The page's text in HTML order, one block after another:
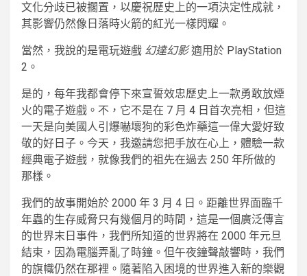
文化分歧已被擱置，以慶祝歷史上的一項決定性成就，
其影響仍然像日落時火箭的紅光一樣閃耀。
當然，我說的是電玩遊戲 幻達幻影適用於 PlayStation
2。
是的，每年我都會停下來宣誓效忠歷史上一款勇敢放煙
火的電子遊戲。不，它不是在 7 月 4 日首次亮相，但這
一天是向美國人引爆嚇壞狗的彩色炸藥這一偉大愛好致
敬的好日子。今天，我邀請您把手放在心上，體驗一款
經典電子遊戲，就像我們的祖先在過去 250 年所做的
那樣。
我們的故事開始於 2000 年 3 月 4 日。距離世界面臨千
年蟲的生存威脅只有幾個月的時間，這是一個廣泛傳言
的世界末日事件，我們所知道的世界將在 2000 年元旦
結束，因為電腦弄亂了時鐘。但午夜鐘聲敲響時，我們
的旗幟仍然在那裡。隨著陷入困境的世界進入新的樂觀